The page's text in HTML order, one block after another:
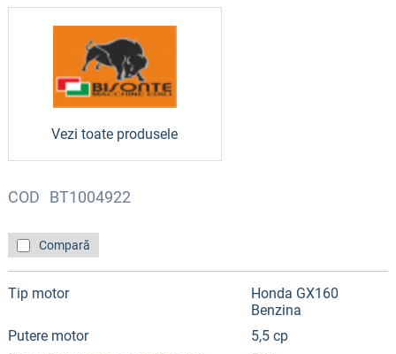
Compară
Tip motor
Honda GX160
Benzina
Putere motor
5,5 cp
COD BT1004922
Vezi toate produsele